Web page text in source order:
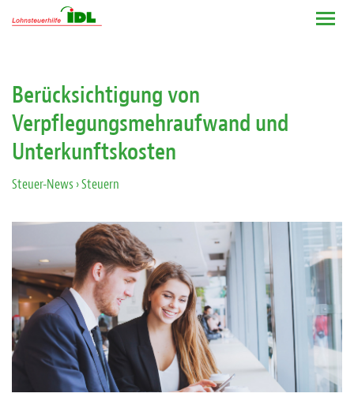
Berücksichtigung von
Verpflegungsmehraufwand und
Unterkunftskosten
Steuer-News › Steuern